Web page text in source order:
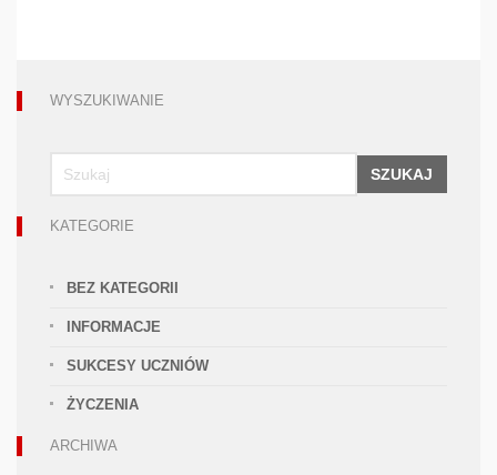
WYSZUKIWANIE
SZUKAJ
KATEGORIE
BEZ KATEGORII
INFORMACJE
SUKCESY UCZNIÓW
ŻYCZENIA
ARCHIWA